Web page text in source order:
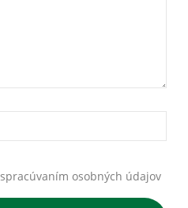
spracúvaním osobných údajov